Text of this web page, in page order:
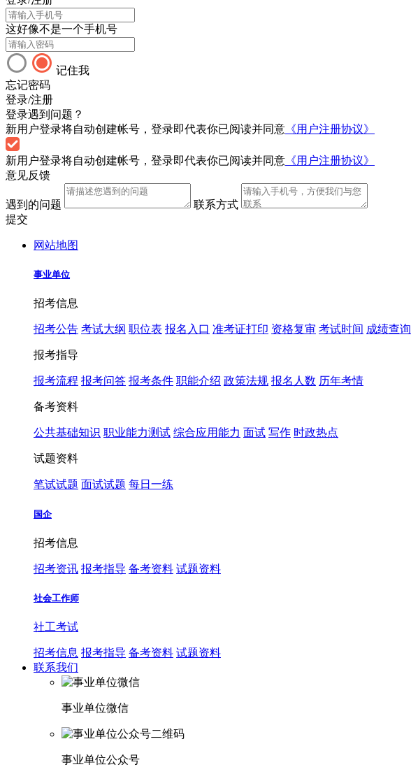
这好像不是一个手机号
记住我
忘记密码
登录/注册
登录遇到问题？
新用户登录将自动创建帐号，登录即代表你已阅读并同意 《用户注册协议》
新用户登录将自动创建帐号，登录即代表你已阅读并同意 《用户注册协议》
意见反馈
遇到的问题
联系方式
提交
网站地图
事业单位
招考信息
招考公告 考试大纲 职位表 报名入口 准考证打印 资格复审 考试时间 成绩查询
报考指导
报考流程 报考问答 报考条件 职能介绍 政策法规 报名人数 历年考情
备考资料
公共基础知识 职业能力测试 综合应用能力 面试 写作 时政热点
试题资料
笔试试题 面试试题 每日一练
国企
招考信息
招考资讯 报考指导 备考资料 试题资料
社会工作师
社工考试
招考信息 报考指导 备考资料 试题资料
联系我们
事业单位微信
事业单位公众号